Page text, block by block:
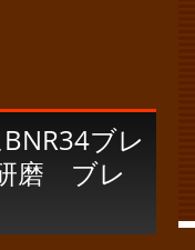
ブレ
磨 ブレ